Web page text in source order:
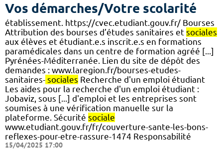
Vos démarches/Votre scolarité
établissement. https://cvec.etudiant.gouv.fr/ Bourses
Attribution des bourses d’études sanitaires et sociales
aux élèves et étudiant.e.s inscrit.e.s en formations
paramédicales dans un centre de formation agréé [...]
Pyrénées-Méditerranée. Lien du site de dépôt des
demandes : www.laregion.fr/bourses-etudes-
sanitaires- sociales Recherche d'un emploi étudiant
Les aides pour la recherche d'un emploi étudiant :
Jobaviz, sous [...] d'emploi et les entreprises sont
soumises à une vérification manuelle sur la
plateforme. Sécurité sociale
www.etudiant.gouv.fr/fr/couverture-sante-les-bons-
reflexes-pour-etre-rassure-1474 Responsabilité
15/04/2025 17:00